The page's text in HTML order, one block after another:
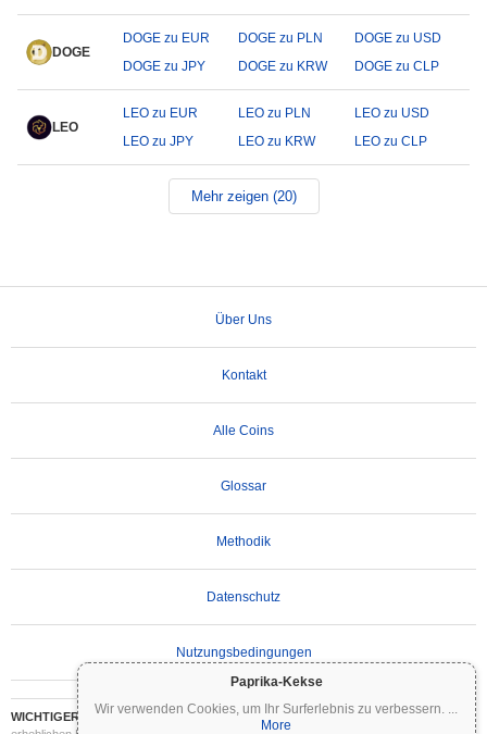
Paprika-Kekse
Wir verwenden Cookies, um Ihr Surferlebnis zu verbessern. ...
More
DOGE
DOGE zu EUR DOGE zu PLN
DOGE zu USD
DOGE zu JPY
DOGE zu KRW DOGE zu CLP
LEO
LEO zu EUR LEO zu PLN
LEO zu USD
LEO zu JPY
LEO zu KRW LEO zu CLP
Mehr zeigen (20)
Über Uns
Kontakt
Alle Coins
Glossar
Methodik
Datenschutz
Nutzungsbedingungen
WICHTIGER HAFTUNGSAUSSCHLUSS:Kryptowährungen sind hochvolatil und mit